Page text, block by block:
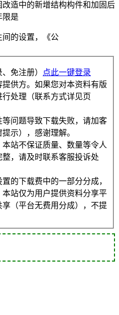
造中的新增结构构件和加固后
限是
间的设置，《公
免注册）
点此一键登录
供方。如果您对本资料有版
处理（联系方式详见页
问题导致下载失败，请加客
示），感谢理解。
站不保证质量、数量等令人
，请及时联系客服投诉处
的下载费中的一部分分成，
站仅为用户提供资料分享平
（平台无费用分成），不提